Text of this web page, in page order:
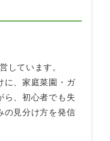
しています。
に、家庭菜園・ガ
ら、初心者でも失
の見分け方を発信